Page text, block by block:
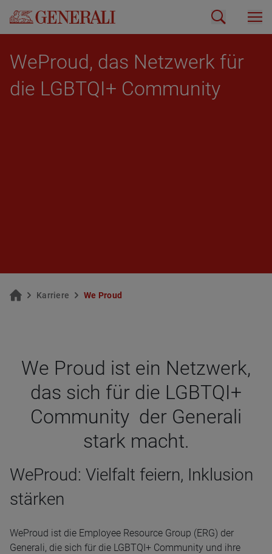
We­Proud, das Netz­werk für
die LGBT­QI+ Com­mu­ni­ty
Kar­rie­re We Proud
We Proud ist ein Netz­werk,
das sich für die LGBTQI+
Com­mu­nity der Gene­rali
stark macht.
WeProud: Vielfalt feiern, Inklusion
stärken
WeProud ist die Employee Resource Group (ERG) der
Generali, die sich für die LGBTQI+ Community und ihre